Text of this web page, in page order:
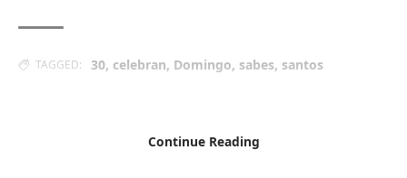
TAGGED: 30, celebran, Domingo, sabes, santos
Continue Reading